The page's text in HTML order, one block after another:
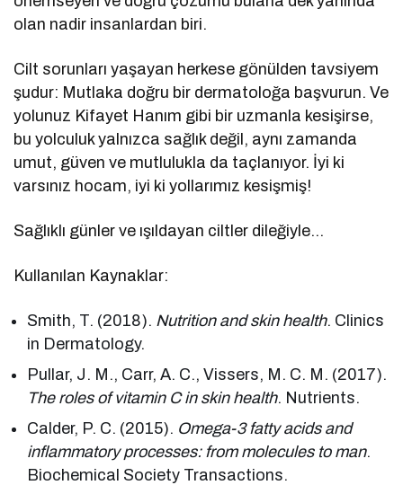
olan nadir insanlardan biri.
Cilt sorunları yaşayan herkese gönülden tavsiyem
şudur: Mutlaka doğru bir dermatoloğa başvurun. Ve
yolunuz Kifayet Hanım gibi bir uzmanla kesişirse,
bu yolculuk yalnızca sağlık değil, aynı zamanda
umut, güven ve mutlulukla da taçlanıyor. İyi ki
varsınız hocam, iyi ki yollarımız kesişmiş!
Sağlıklı günler ve ışıldayan ciltler dileğiyle…
Kullanılan Kaynaklar:
Smith, T. (2018). Nutrition and skin health. Clinics
in Dermatology.
Pullar, J. M., Carr, A. C., Vissers, M. C. M. (2017).
The roles of vitamin C in skin health. Nutrients.
Calder, P. C. (2015). Omega-3 fatty acids and
inflammatory processes: from molecules to man.
Biochemical Society Transactions.